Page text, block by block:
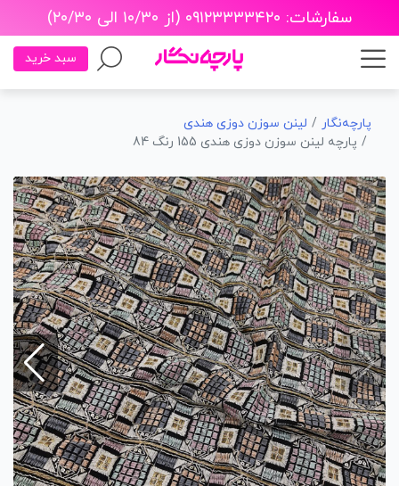
سفارشات: ۰۹۱۲۳۳۳۳۴۲۰ (از ۱۰/۳۰ الی ۲۰/۳۰)
سبد خرید
پارچه‌نگار
لینن سوزن دوزی هندی
پارچه لینن سوزن دوزی هندی 155 رنگ 84